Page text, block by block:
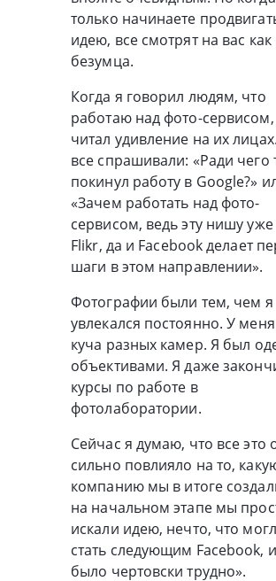
только начинаете
идею, все смотрят на вас как
безумца.
Когда я говорил людям, что
работаю над фото-сервисом,
читал удивление на их
все спрашивали: «Ради чего
покинул работу в Google?»
«Зачем работать над фото-
сервисом, ведь эту нишу уже
Flikr, да и Facebook делает
шаги в этом направлении».
Фотографии были тем, чем я
увлекался постоянно. У
куча разных камер. Я был
объективами. Я даже
курсы по работе в
фотолаборатории.
Сейчас я думаю, что все это
сильно повлияло на то,
компанию мы в итоге
на начальном этапе мы
искали идею, нечто, что
стать следующим Facebook,
было чертовски трудно».